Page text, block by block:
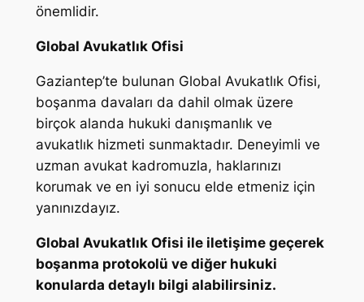
önemlidir.
Global Avukatlık Ofisi
Gaziantep’te bulunan Global Avukatlık Ofisi,
boşanma davaları da dahil olmak üzere
birçok alanda hukuki danışmanlık ve
avukatlık hizmeti sunmaktadır. Deneyimli ve
uzman avukat kadromuzla, haklarınızı
korumak ve en iyi sonucu elde etmeniz için
yanınızdayız.
Global Avukatlık Ofisi ile iletişime geçerek
boşanma protokolü ve diğer hukuki
konularda detaylı bilgi alabilirsiniz.